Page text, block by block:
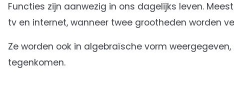
Functies zijn aanwezig in ons dagelijks leven.
tv en internet, wanneer twee grootheden worden
Ze worden ook in algebraïsche vorm
tegenkomen.